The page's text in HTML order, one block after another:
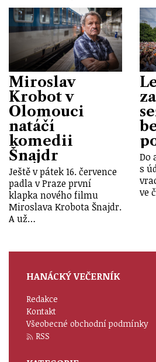
Miroslav
Krobot v
Olomouci
natáčí
komedii
Šnajdr
Ještě v pátek 16. července
padla v Praze první
klapka nového filmu
Miroslava Krobota Šnajdr.
A už…
Do
s
ve
HANÁCKÝ VEČERNÍK
Redakce
Kontakt
Všeobecné obchodní podmínky
RSS